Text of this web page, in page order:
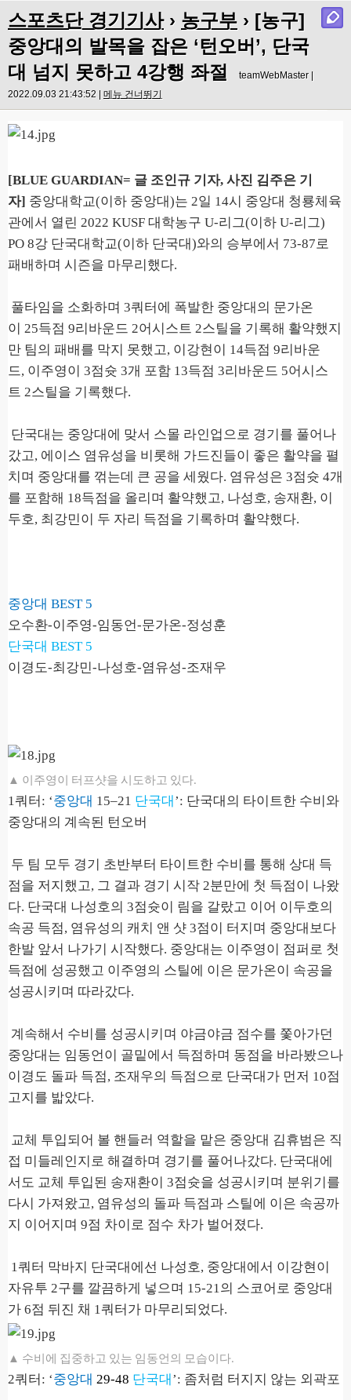
스포츠단 경기기사› 농구부 › [농구]
중앙대의 발목을 잡은 ‘턴오버’, 단국
대 넘지 못하고 4강행 좌절
teamWebMaster |
2022.09.03 21:43:52 | 메뉴 건너뛰기
[BLUE GUARDIAN= 글 조인규 기자, 사진 김주은 기
자] 중앙대학교(이하 중앙대)는 2일 14시 중앙대 청룡체육
관에서 열린 2022 KUSF 대학농구 U-리그(이하 U-리그)
PO 8강 단국대학교(이하 단국대)와의 승부에서 73-87로
패배하며 시즌을 마무리했다.
풀타임을 소화하며 3쿼터에 폭발한 중앙대의 문가온
이 25득점 9리바운드 2어시스트 2스틸을 기록해 활약했지
만 팀의 패배를 막지 못했고, 이강현이 14득점 9리바운
드, 이주영이 3점슛 3개 포함 13득점 3리바운드 5어시스
트 2스틸을 기록했다.
단국대는 중앙대에 맞서 스몰 라인업으로 경기를 풀어나
갔고, 에이스 염유성을 비롯해 가드진들이 좋은 활약을 펼
치며 중앙대를 꺾는데 큰 공을 세웠다. 염유성은 3점슛 4개
를 포함해 18득점을 올리며 활약했고, 나성호, 송재환, 이
두호, 최강민이 두 자리 득점을 기록하며 활약했다.
중앙대 BEST 5
오수환-이주영-임동언-문가온-정성훈
단국대 BEST 5
이경도-최강민-나성호-염유성-조재우
▲ 이주영이 터프샷을 시도하고 있다.
1쿼터 : ‘중앙대 15–21 단국대’: 단국대의 타이트한 수비와
중앙대의 계속된 턴오버
두 팀 모두 경기 초반부터 타이트한 수비를 통해 상대 득
점을 저지했고, 그 결과 경기 시작 2분만에 첫 득점이 나왔
다. 단국대 나성호의 3점슛이 림을 갈랐고 이어 이두호의
속공 득점, 염유성의 캐치 앤 샷 3점이 터지며 중앙대보다
한발 앞서 나가기 시작했다. 중앙대는 이주영이 점퍼로 첫
득점에 성공했고 이주영의 스틸에 이은 문가온이 속공을
성공시키며 따라갔다.
계속해서 수비를 성공시키며 야금야금 점수를 쫓아가던
중앙대는 임동언이 골밑에서 득점하며 동점을 바라봤으나
이경도 돌파 득점, 조재우의 득점으로 단국대가 먼저 10점
고지를 밟았다.
교체 투입되어 볼 핸들러 역할을 맡은 중앙대 김휴범은 직
접 미들레인지로 해결하며 경기를 풀어나갔다. 단국대에
서도 교체 투입된 송재환이 3점슛을 성공시키며 분위기를
다시 가져왔고, 염유성의 돌파 득점과 스틸에 이은 속공까
지 이어지며 9점 차이로 점수 차가 벌어졌다.
1쿼터 막바지 단국대에선 나성호, 중앙대에서 이강현이
자유투 2구를 깔끔하게 넣으며 15-21의 스코어로 중앙대
가 6점 뒤진 채 1쿼터가 마무리되었다.
▲ 수비에 집중하고 있는 임동언의 모습이다.
2쿼터 : ‘중앙대 29-48 단국대’: 좀처럼 터지지 않는 외곽포